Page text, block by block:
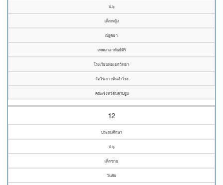
ป.๖
เด็กหญิง
ณัฐชยา
เทพมาลาพันธ์ศิริ
โรงเรียนหอเอกวิทยา
วัดไร่เกาะต้นสำโรง
คณะจังหวัดนครปฐม
12
ประถมศึกษา
ป.๖
เด็กชาย
วันชัย